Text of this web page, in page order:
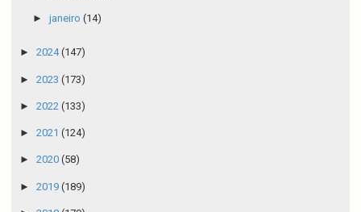
► janeiro (14)
► 2024(147)
► 2023 (173)
► 2022 (133)
► 2021 (124)
► 2020 (58)
► 2019 (189)